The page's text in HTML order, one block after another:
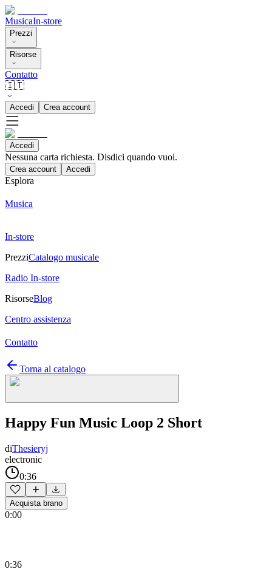
MusicaIn-store
Prezzi
Risorse
Contatto
🇮🇹
Accedi Crea account
Accedi
Nessuna carta richiesta. Disdici quando vuoi.
Crea account Accedi
Esplora
Musica
In-store
PrezziCatalogo musicale
Radio In-store
RisorseBlog
Centro assistenza
Contatto
Torna al catalogo
Happy Fun Music Loop 2 Short
diThesieryj
electronic
0:36
Acquista brano
0:00
0:36